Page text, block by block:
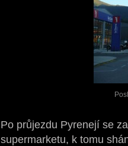
Po průjezdu Pyrenejí se
supermarketu, k tomu